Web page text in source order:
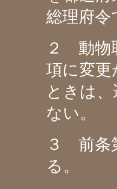
総理府
２ 動物
項に変更
ときは
ない。
３ 前条
る。